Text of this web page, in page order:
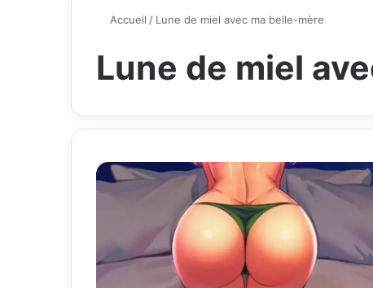
Accueil / Lune de miel avec ma belle-mère
Lune de miel